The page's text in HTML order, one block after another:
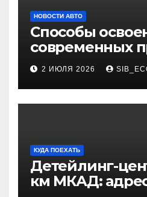
НОВОСТИ АВТО
Способы
современных
через онлайн-
2 ИЮЛЯ 2026
КУДА ПОЕХАТЬ
Детейлинг-
км МКАД: